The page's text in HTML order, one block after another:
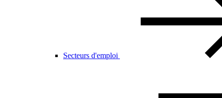
Secteurs d'emploi